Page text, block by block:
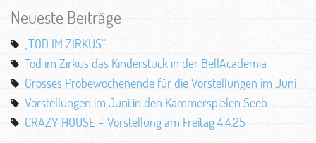
Neueste Beiträge
„TOD IM ZIRKUS“
Tod im Zirkus das Kinderstück in der BellAcademia
Grosses Probewochenende für die Vorstellungen im Juni
Vorstellungen im Juni in den Kammerspielen Seeb
CRAZY HOUSE – Vorstellung am Freitag 4.4.25